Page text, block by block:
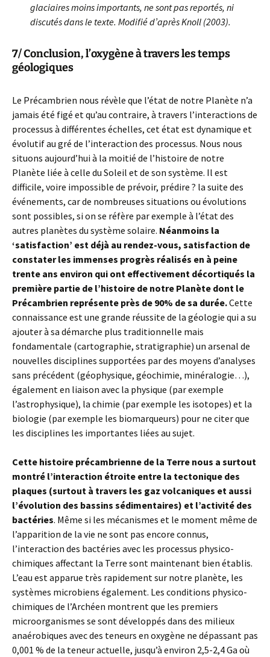
glaciaires moins importants, ne sont pas reportés, ni
discutés dans le texte. Modifié d’après Knoll (2003).
7/ Conclusion, l’oxygène à travers les temps
géologiques
Le Précambrien nous révèle que l’état de notre Planète n’a
jamais été figé et qu’au contraire, à travers l’interactions de
processus à différentes échelles, cet état est dynamique et
évolutif au gré de l’interaction des processus. Nous nous
situons aujourd’hui à la moitié de l’histoire de notre
Planète liée à celle du Soleil et de son système. Il est
difficile, voire impossible de prévoir, prédire ? la suite des
événements, car de nombreuses situations ou évolutions
sont possibles, si on se réfère par exemple à l’état des
autres planètes du système solaire. Néanmoins la
‘satisfaction’ est déjà au rendez-vous, satisfaction de
constater les immenses progrès réalisés en à peine
trente ans environ qui ont effectivement décortiqués la
première partie de l’histoire de notre Planète dont le
Précambrien représente près de 90% de sa durée.Cette
connaissance est une grande réussite de la géologie qui a su
ajouter à sa démarche plus traditionnelle mais
fondamentale (cartographie, stratigraphie) un arsenal de
nouvelles disciplines supportées par des moyens d’analyses
sans précédent (géophysique, géochimie, minéralogie…),
également en liaison avec la physique (par exemple
l’astrophysique), la chimie (par exemple les isotopes) et la
biologie (par exemple les biomarqueurs) pour ne citer que
les disciplines les importantes liées au sujet.
Cette histoire précambrienne de la Terre nous a surtout
montré l’interaction étroite entre la tectonique des
plaques (surtout à travers les gaz volcaniques et aussi
l’évolution des bassins sédimentaires) et l’activité des
bactéries. Même si les mécanismes et le moment même de
l’apparition de la vie ne sont pas encore connus,
l’interaction des bactéries avec les processus physico-
chimiques affectant la Terre sont maintenant bien établis.
L’eau est apparue très rapidement sur notre planète, les
systèmes microbiens également. Les conditions physico-
chimiques de l’Archéen montrent que les premiers
microorganismes se sont développés dans des milieux
anaérobiques avec des teneurs en oxygène ne dépassant pas
0,001 % de la teneur actuelle, jusqu’à environ 2,5-2,4 Ga où